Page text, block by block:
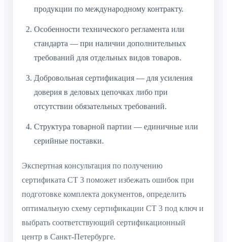
продукции по международному контракту.
Особенности технического регламента или
стандарта — при наличии дополнительных
требований для отдельных видов товаров.
Добровольная сертификация — для усиления
доверия в деловых цепочках либо при
отсутствии обязательных требований.
Структура товарной партии — единичные или
серийные поставки.
Экспертная консультация по получению
сертификата СТ 3 поможет избежать ошибок при
подготовке комплекта документов, определить
оптимальную схему сертификации СТ 3 под ключ и
выбрать соответствующий сертификационный
центр в Санкт-Петербурге.